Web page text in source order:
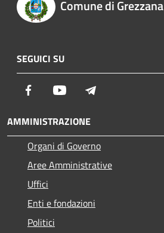
Comune di Grezzana
SEGUICI SU
Facebook Youtube
AMMINISTRAZIONE
Organi di Governo
Aree Amministrative
Uffici
Enti e fondazioni
Politici